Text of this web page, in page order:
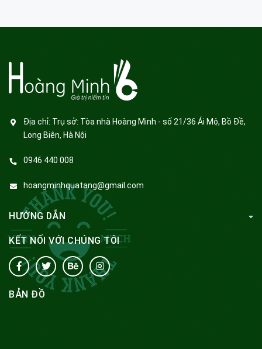
Địa chỉ: Trụ sở: Tòa nhà Hoàng Minh - số 21/36 Ái Mộ, Bồ Đề,
Long Biên, Hà Nội
0946 440 008
hoangminhquatang@gmail.com
HƯỚNG DẪN
KẾT NỐI VỚI CHÚNG TÔI
BẢN ĐỒ